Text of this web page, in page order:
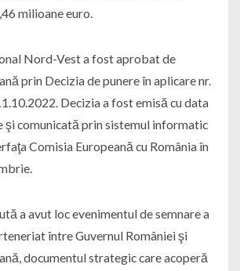
milioane euro.
Nord-Vest a fost aprobat de
prin Decizia de punere în aplicare nr.
Decizia a fost emisă cu data
şi comunicată prin sistemul informatic
Comisia Europeană cu România în
a avut loc evenimentul de semnare a
între Guvernul României şi
documentul strategic care acoperă